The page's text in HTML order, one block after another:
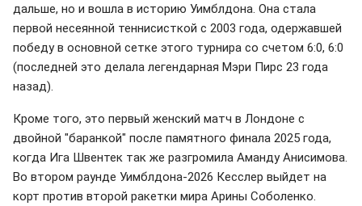
дальше, но и вошла в историю Уимблдона. Она стала
первой несеянной теннисисткой с 2003 года, одержавшей
победу в основной сетке этого турнира со счетом 6:0, 6:0
(последней это делала легендарная Мэри Пирс 23 года
назад).
Кроме того, это первый женский матч в Лондоне с
двойной "баранкой" после памятного финала 2025 года,
когда Ига Швентек так же разгромила Аманду Анисимова.
Во втором раунде Уимблдона-2026 Кесслер выйдет на
корт против второй ракетки мира Арины Соболенко.